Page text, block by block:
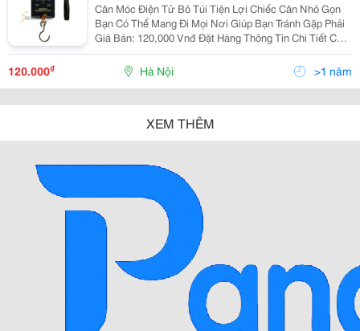
Cân Móc Điện Tử Bỏ Túi Tiện Lợi Chiếc Cân Nhỏ Gọn
Bạn Có Thể Mang Đi Mọi Nơi Giúp Bạn Tránh Gặp Phải
Giá Bán: 120,000 Vnđ Đặt Hàng Thông Tin Chi Tiết Cân
Móc Điện Tử Bỏ Túi Tiện Lợi Chiếc Cân Nhỏ Gọn Bạn
Có Thể Man
120.000₫ Hà Nội >1 năm
XEM THÊM